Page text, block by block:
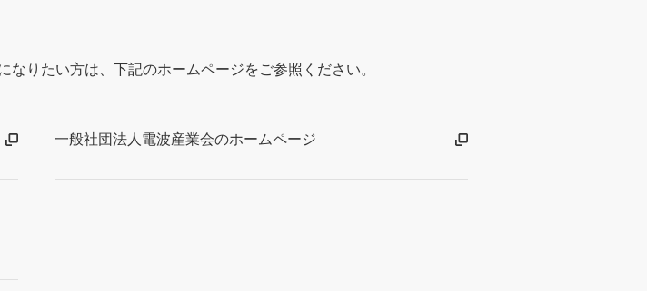
りたい方は、下記のホームページをご参照ください。
一般社団法人電波産業会のホームページ